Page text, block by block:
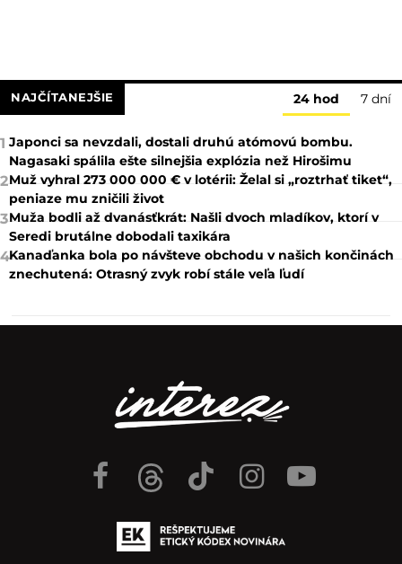
NAJČÍTANEJŠIE 24 hod 7 dní
1 Japonci sa nevzdali, dostali druhú atómovú bombu.
Nagasaki spálila ešte silnejšia explózia než Hirošimu
2Muž vyhral 273 000 000 € v lotérii: Želal si „roztrhať tiket“,
peniaze mu zničili život
3Muža bodli až dvanásťkrát: Našli dvoch mladíkov, ktorí v
Seredi brutálne dobodali taxikára
4Kanaďanka bola po návšteve obchodu v našich končinách
znechutená: Otrasný zvyk robí stále veľa ľudí